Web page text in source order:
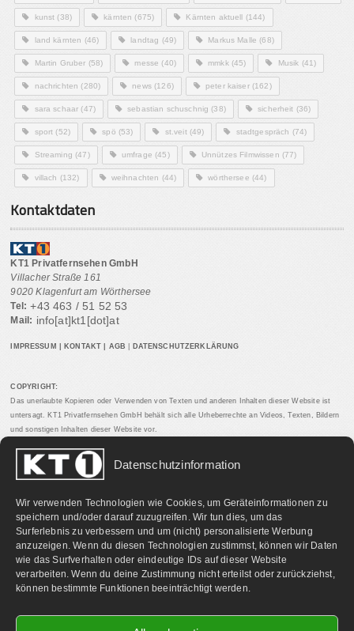
Datenschutzinformation
Wir verwenden Technologien wie Cookies, um Geräteinformationen zu
speichern und/oder darauf zuzugreifen. Wir tun dies, um das
Surferlebnis zu verbessern und um (nicht) personalisierte Werbung
anzuzeigen. Wenn du diesen Technologien zustimmst, können wir Daten
wie das Surfverhalten oder eindeutige IDs auf dieser Website
verarbeiten. Wenn du deine Zustimmung nicht erteilst oder zurückziehst,
können bestimmte Funktionen beeinträchtigt werden.
kunst (38) kärnten (675) Kärnten aktuell (144)
land kärnten (46) landtag (49) Markus Malle (68)
Martin Gruber (58) messe (40) mmkk(45) Musik (41)
nachrichten (280) news(126) peter kaiser(162)
sara schaar (47) sebastian schuschnig (38) sicherheit (36)
sport (52) spö (53) st.veit(49) stadtgespräch (74)
Streaming (47) umfrage (45) Unnützes Filmwissen (77)
villach (132) weihnachten (44) wörthersee (44)
Kontaktdaten
KT1 Privatfernsehen GmbH
Villacher Straße 161
9020 Klagenfurt am Wörthersee
Tel: +43 463 / 51 52 53
Mail: info[at]kt1[dot]at
IMPRESSUM KONTAKT AGB DATENSCHUTZERKLÄRUNG
COPYRIGHT:
Das unerlaubte Kopieren oder Verwenden von Texten und anderen Inhalten dieser Website ist
untersagt. KT1 Privatfernsehen GmbH behält sich alle Urheberrechte an Videos, Texten, Bildern
und sonstigen Inhalten dieser Website vor.
PARTNERLINKS: